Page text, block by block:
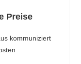
Preise
kommuniziert